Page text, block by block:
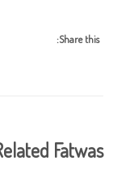
Share this:
Fatwas